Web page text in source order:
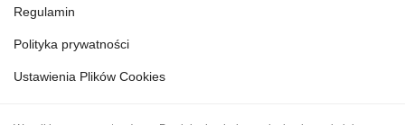
Regulamin
Polityka prywatności
Ustawienia Plików Cookies